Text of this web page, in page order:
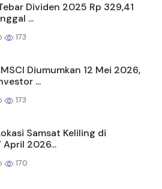
Dividen 2025 Rp 329,41
...
173
Diumumkan 12 Mei 2026,
...
173
Samsat Keliling di
April 2026...
170